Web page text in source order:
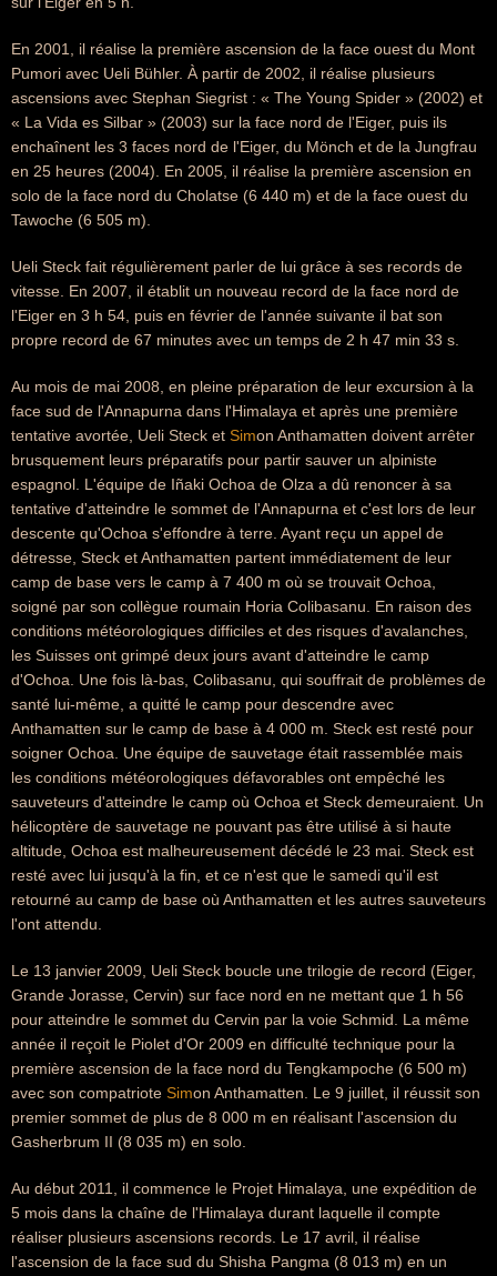
En 2001, il réalise la première ascension de la face ouest du Mont
Pumori avec Ueli Bühler. À partir de 2002, il réalise plusieurs
ascensions avec Stephan Siegrist : « The Young Spider » (2002) et
« La Vida es Silbar » (2003) sur la face nord de l'Eiger, puis ils
enchaînent les 3 faces nord de l'Eiger, du Mönch et de la Jungfrau
en 25 heures (2004). En 2005, il réalise la première ascension en
solo de la face nord du Cholatse (6 440 m) et de la face ouest du
Tawoche (6 505 m).
Ueli Steck fait régulièrement parler de lui grâce à ses records de
vitesse. En 2007, il établit un nouveau record de la face nord de
l'Eiger en 3 h 54, puis en février de l'année suivante il bat son
propre record de 67 minutes avec un temps de 2 h 47 min 33 s.
Au mois de mai 2008, en pleine préparation de leur excursion à la
face sud de l'Annapurna dans l'Himalaya et après une première
tentative avortée, Ueli Steck et Simon Anthamatten doivent arrêter
brusquement leurs préparatifs pour partir sauver un alpiniste
espagnol. L'équipe de Iñaki Ochoa de Olza a dû renoncer à sa
tentative d'atteindre le sommet de l'Annapurna et c'est lors de leur
descente qu'Ochoa s'effondre à terre. Ayant reçu un appel de
détresse, Steck et Anthamatten partent immédiatement de leur
camp de base vers le camp à 7 400 m où se trouvait Ochoa,
soigné par son collègue roumain Horia Colibasanu. En raison des
conditions météorologiques difficiles et des risques d'avalanches,
les Suisses ont grimpé deux jours avant d'atteindre le camp
d'Ochoa. Une fois là-bas, Colibasanu, qui souffrait de problèmes de
santé lui-même, a quitté le camp pour descendre avec
Anthamatten sur le camp de base à 4 000 m. Steck est resté pour
soigner Ochoa. Une équipe de sauvetage était rassemblée mais
les conditions météorologiques défavorables ont empêché les
sauveteurs d'atteindre le camp où Ochoa et Steck demeuraient. Un
hélicoptère de sauvetage ne pouvant pas être utilisé à si haute
altitude, Ochoa est malheureusement décédé le 23 mai. Steck est
resté avec lui jusqu'à la fin, et ce n'est que le samedi qu'il est
retourné au camp de base où Anthamatten et les autres sauveteurs
l'ont attendu.
Le 13 janvier 2009, Ueli Steck boucle une trilogie de record (Eiger,
Grande Jorasse, Cervin) sur face nord en ne mettant que 1 h 56
pour atteindre le sommet du Cervin par la voie Schmid. La même
année il reçoit le Piolet d'Or 2009 en difficulté technique pour la
première ascension de la face nord du Tengkampoche (6 500 m)
avec son compatriote Simon Anthamatten. Le 9 juillet, il réussit son
premier sommet de plus de 8 000 m en réalisant l'ascension du
Gasherbrum II (8 035 m) en solo.
Au début 2011, il commence le Projet Himalaya, une expédition de
5 mois dans la chaîne de l'Himalaya durant laquelle il compte
réaliser plusieurs ascensions records. Le 17 avril, il réalise
l'ascension de la face sud du Shisha Pangma (8 013 m) en un